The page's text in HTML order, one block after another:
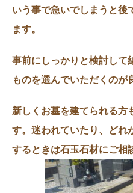
いう事で急いでしまうと後
ます。
事前にしっかりと検討して
ものを選んでいただくのが
新しくお墓を建てられる方
す。迷われていたり、どれ
するときは石玉石材にご相